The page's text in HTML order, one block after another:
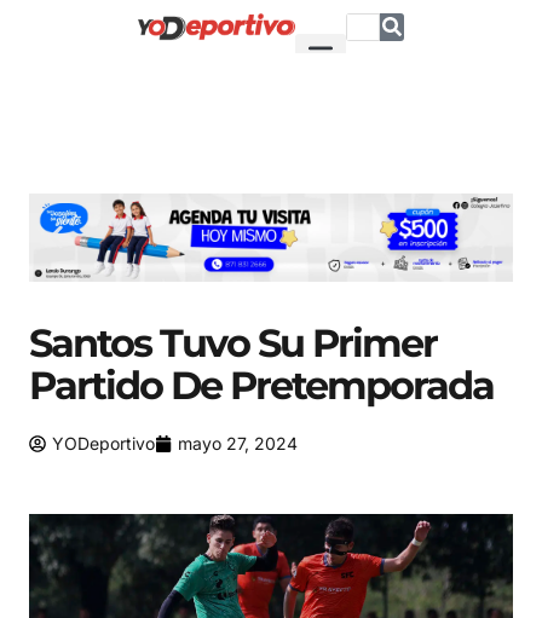
Santos Tuvo Su Primer
Partido De Pretemporada
YODeportivo mayo 27, 2024